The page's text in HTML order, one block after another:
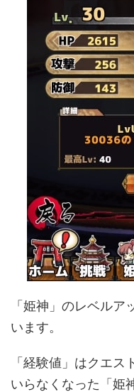
「姫神」のレベル
います。
「経験値」はクエス
いらなくなった「姫